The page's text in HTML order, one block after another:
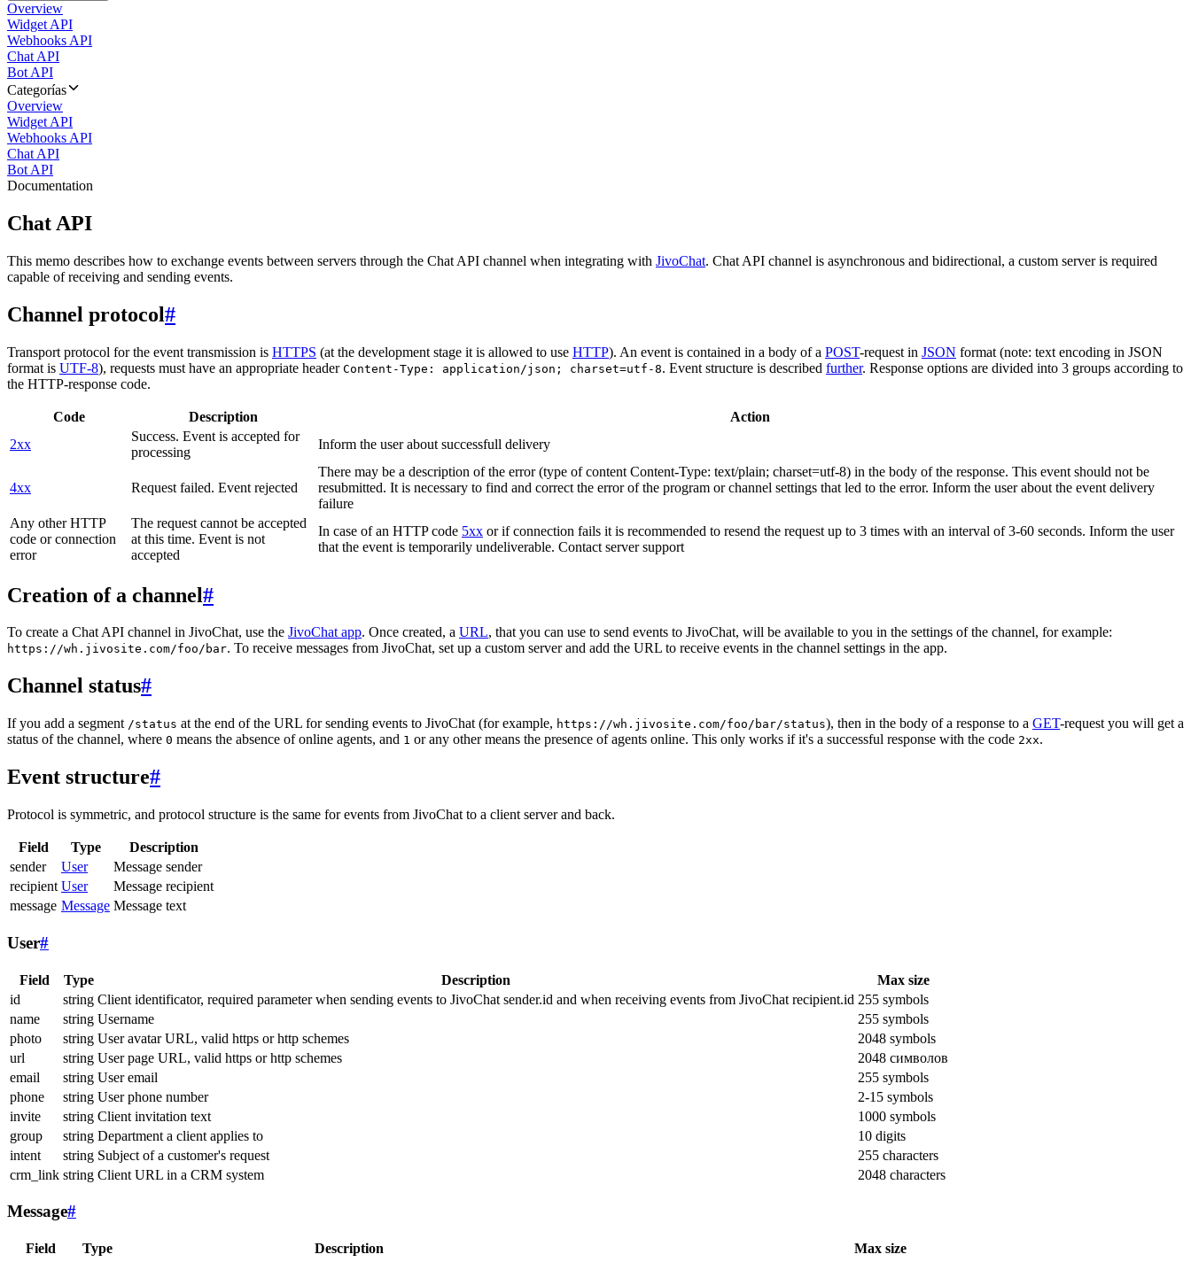
Overview
Widget API
Webhooks API
Chat API
Bot API
Categorías
Overview
Widget API
Webhooks API
Chat API
Bot API
Documentation
Chat API
This memo describes how to exchange events between servers through the Chat API channel when integrating with JivoChat. Chat API channel is asynchronous and bidirectional, a custom server is required
capable of receiving and sending events.
Channel protocol#
Transport protocol for the event transmission is HTTPS (at the development stage it is allowed to use HTTP). An event is contained in a body of a POST-request in JSON format (note: text encoding in JSON
format is UTF-8), requests must have an appropriate header Content-Type: application/json; charset=utf-8. Event structure is described further. Response options are divided into 3 groups according to
the HTTP-response code.
Code Description
Action
2xx
Success. Event is accepted for
processing
Inform the user about successfull delivery
4xx Request failed. Event rejected
There may be a description of the error (type of content Content-Type: text/plain; charset=utf-8) in the body of the response. This event should not be
resubmitted. It is necessary to find and correct the error of the program or channel settings that led to the error. Inform the user about the event delivery
failure
Any other HTTP
code or connection
error
The request cannot be accepted
at this time. Event is not
accepted
In case of an HTTP code 5xx or if connection fails it is recommended to resend the request up to 3 times with an interval of 3-60 seconds. Inform the user
that the event is temporarily undeliverable. Contact server support
Creation of a channel#
To create a Chat API channel in JivoChat, use the JivoChat app. Once created, a URL, that you can use to send events to JivoChat, will be available to you in the settings of the channel, for example:
https://wh.jivosite.com/foo/bar. To receive messages from JivoChat, set up a custom server and add the URL to receive events in the channel settings in the app.
Channel status#
If you add a segment /status at the end of the URL for sending events to JivoChat (for example, https://wh.jivosite.com/foo/bar/status), then in the body of a response to a GET-request you will get a
status of the channel, where 0 means the absence of online agents, and 1 or any other means the presence of agents online. This only works if it's a successful response with the code 2xx.
Event structure#
Protocol is symmetric, and protocol structure is the same for events from JivoChat to a client server and back.
Field Type
Description
sender
User
Message sender
recipient User
Message recipient
message Message Message text
User#
Field Type Description
Max size
id
string Client identificator, required parameter when sending events to JivoChat sender.id and when receiving events from JivoChat recipient.id 255 symbols
name
string Username
255 symbols
photo
string User avatar URL, valid https or http schemes
2048 symbols
url
string User page URL, valid https or http schemes
2048 символов
email
string User email
255 symbols
phone
string User phone number
2-15 symbols
invite
string Client invitation text
1000 symbols
group
string Department a client applies to
10 digits
intent
string Subject of a customer's request
255 characters
crm_link string Client URL in a CRM system 2048 characters
Message#
Field Type Description
Max size